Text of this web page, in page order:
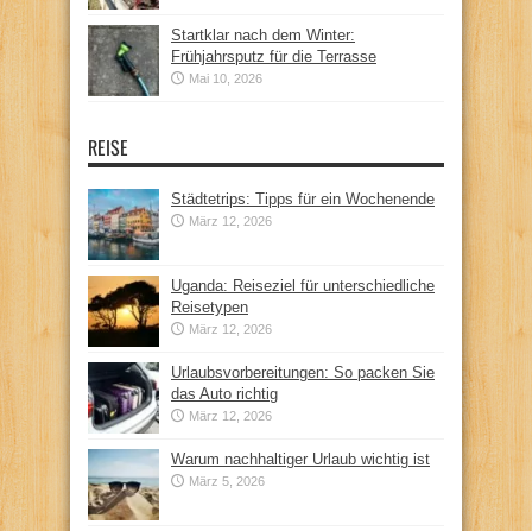
Startklar nach dem Winter:
Frühjahrsputz für die Terrasse
Mai 10, 2026
REISE
Städtetrips: Tipps für ein Wochenende
März 12, 2026
Uganda: Reiseziel für unterschiedliche
Reisetypen
März 12, 2026
Urlaubsvorbereitungen: So packen Sie
das Auto richtig
März 12, 2026
Warum nachhaltiger Urlaub wichtig ist
März 5, 2026